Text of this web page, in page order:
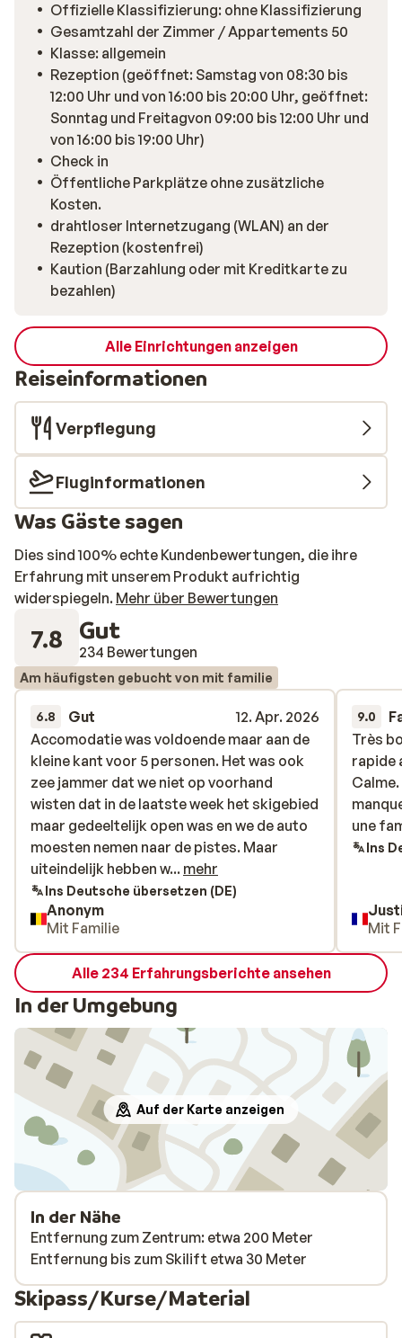
Offizielle Klassifizierung: ohne Klassifizierung
Gesamtzahl der Zimmer / Appartements 50
Klasse: allgemein
Rezeption (geöffnet: Samstag von 08:30 bis
12:00 Uhr und von 16:00 bis 20:00 Uhr, geöffnet:
Sonntag und Freitagvon 09:00 bis 12:00 Uhr und
von 16:00 bis 19:00 Uhr)
Check in
Öffentliche Parkplätze ohne zusätzliche
Kosten.
drahtloser Internetzugang (WLAN) an der
Rezeption (kostenfrei)
Kaution (Barzahlung oder mit Kreditkarte zu
bezahlen)
Alle Einrichtungen anzeigen
Reiseinformationen
Verpflegung
Fluginformationen
Was Gäste sagen
Dies sind 100% echte Kundenbewertungen, die ihre
Erfahrung mit unserem Produkt aufrichtig
widerspiegeln. Mehr über Bewertungen
7.8 Gut
234 Bewertungen
Am häufigsten gebucht von mit familie
6.8 Gut
12. Apr. 2026
Accomodatie was voldoende maar aan de
kleine kant voor 5 personen. Het was ook
zee jammer dat we niet op voorhand
wisten dat in de laatste week het skigebied
maar gedeeltelijk open was en we de auto
moesten nemen naar de pistes. Maar
uiteindelijk hebben we toch nog een leuke
vakantie gehad met de kinderen.
Accomodatie was voldoende maar aan de
kleine kant voor 5 personen. Het was ook
zee jammer dat we niet op voorhand
wisten dat in de laatste week het skigebied
maar gedeeltelijk open was en we de auto
moesten nemen naar de pistes. Maar
uiteindelijk hebben w... mehr
Ins Deutsche übersetzen (DE)
Anonym
Mit Familie
9.0
Très
rapide
une
Très
rapide
une
Ins
Mit
Alle 234 Erfahrungsberichte ansehen
In der Umgebung
Auf der Karte anzeigen
In der Nähe
Entfernung zum Zentrum: etwa 200 Meter
Entfernung bis zum Skilift etwa 30 Meter
Skipass/Kurse/Material